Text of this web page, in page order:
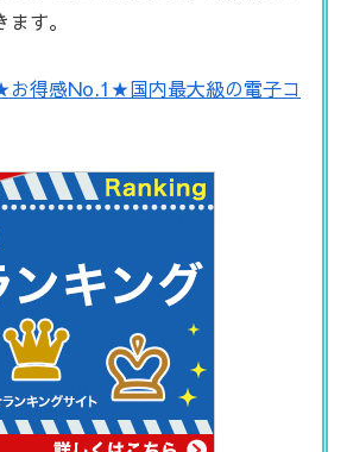
す。
お得感No.1★国内最大級の電子コ